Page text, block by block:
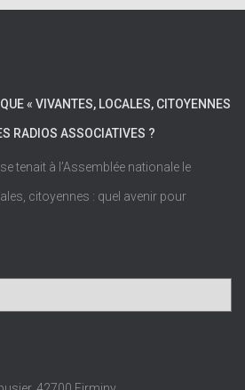
« VIVANTES, LOCALES, CITOYENNES
RADIOS ASSOCIATIVES ?
tenait à l’Assemblée nationale le
citoyennes : quel avenir pour